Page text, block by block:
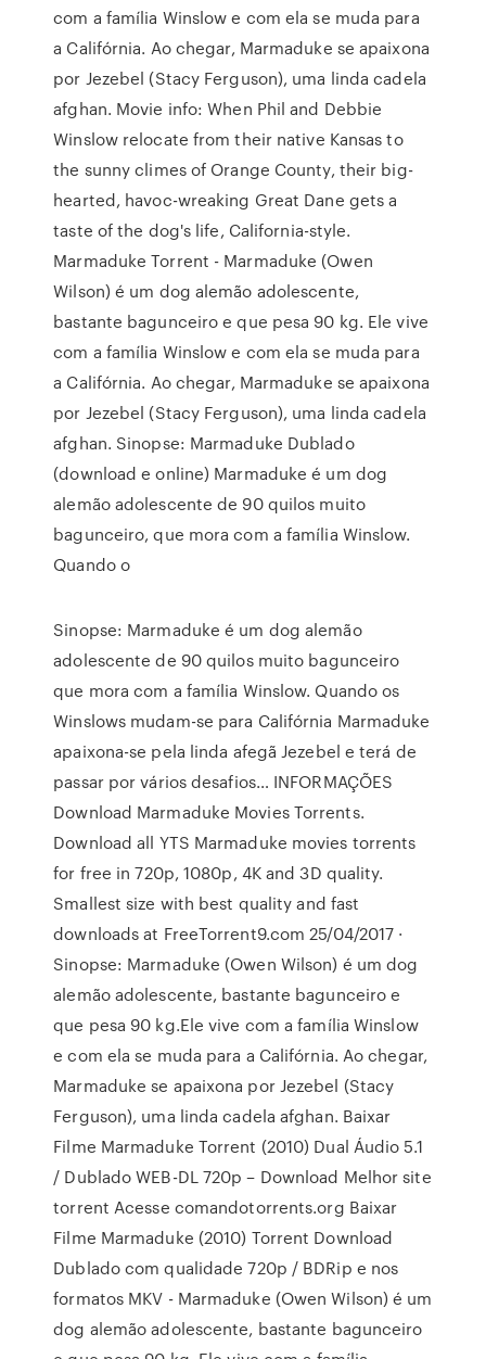
com a família Winslow e com ela se muda para
a Califórnia. Ao chegar, Marmaduke se apaixona
por Jezebel (Stacy Ferguson), uma linda cadela
afghan. Movie info: When Phil and Debbie
Winslow relocate from their native Kansas to
the sunny climes of Orange County, their big-
hearted, havoc-wreaking Great Dane gets a
taste of the dog's life, California-style.
Marmaduke Torrent - Marmaduke (Owen
Wilson) é um dog alemão adolescente,
bastante bagunceiro e que pesa 90 kg. Ele vive
com a família Winslow e com ela se muda para
a Califórnia. Ao chegar, Marmaduke se apaixona
por Jezebel (Stacy Ferguson), uma linda cadela
afghan. Sinopse: Marmaduke Dublado
(download e online) Marmaduke é um dog
alemão adolescente de 90 quilos muito
bagunceiro, que mora com a família Winslow.
Quando o
Sinopse: Marmaduke é um dog alemão
adolescente de 90 quilos muito bagunceiro
que mora com a família Winslow. Quando os
Winslows mudam-se para Califórnia Marmaduke
apaixona-se pela linda afegã Jezebel e terá de
passar por vários desafios… INFORMAÇÕES
Download Marmaduke Movies Torrents.
Download all YTS Marmaduke movies torrents
for free in 720p, 1080p, 4K and 3D quality.
Smallest size with best quality and fast
downloads at FreeTorrent9.com 25/04/2017 ·
Sinopse: Marmaduke (Owen Wilson) é um dog
alemão adolescente, bastante bagunceiro e
que pesa 90 kg.Ele vive com a família Winslow
e com ela se muda para a Califórnia. Ao chegar,
Marmaduke se apaixona por Jezebel (Stacy
Ferguson), uma linda cadela afghan. Baixar
Filme Marmaduke Torrent (2010) Dual Áudio 5.1
/ Dublado WEB-DL 720p – Download Melhor site
torrent Acesse comandotorrents.org Baixar
Filme Marmaduke (2010) Torrent Download
Dublado com qualidade 720p / BDRip e nos
formatos MKV - Marmaduke (Owen Wilson) é um
dog alemão adolescente, bastante bagunceiro